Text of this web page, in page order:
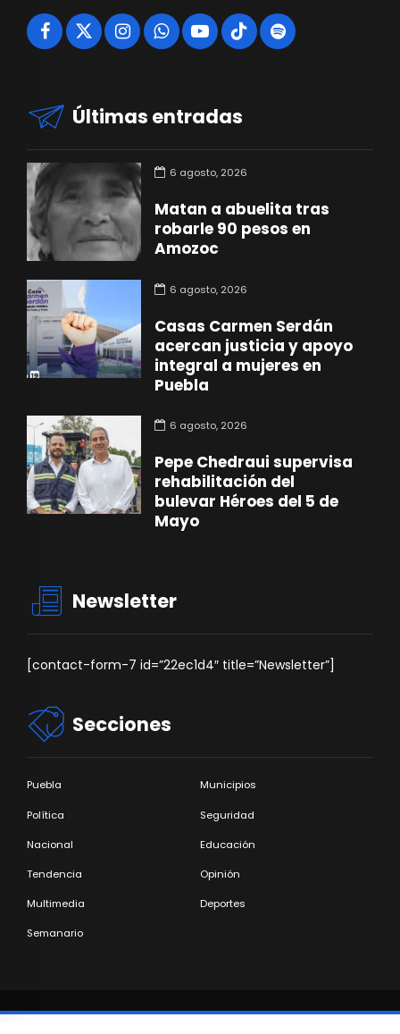
Últimas entradas
6 agosto, 2026
Matan a abuelita tras
robarle 90 pesos en
Amozoc
6 agosto, 2026
Casas Carmen Serdán
acercan justicia y apoyo
integral a mujeres en
Puebla
6 agosto, 2026
Pepe Chedraui supervisa
rehabilitación del
bulevar Héroes del 5 de
Mayo
Newsletter
[contact-form-7 id=”22ec1d4″ title=”Newsletter”]
Secciones
Puebla Municipios
Política Seguridad
Nacional Educación
Tendencia Opinión
Multimedia Deportes
Semanario